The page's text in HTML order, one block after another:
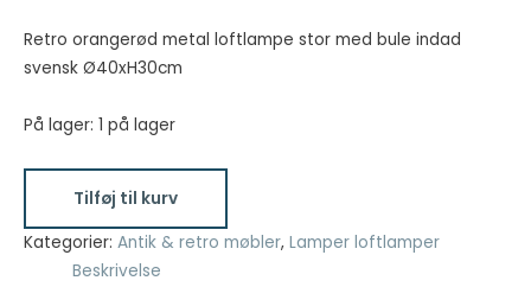
pris
var:
pris
er:
Retro orangerød metal loftlampe stor med bule indad
svensk Ø40xH30cm
På lager: 1 på lager
orangerød
metal
loftlampe
Tilføj til kurv
Kategorier: Antik & retro møbler, Lamper loftlamper
Beskrivelse
Nødvendig
med at gøre en
aktivere
grundlæggende
funktioner
såsom side-